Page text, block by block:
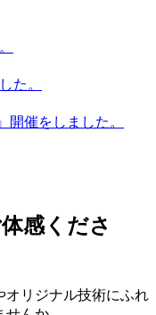
た。
開催をしました。
感くださ
オリジナル技術にふれ